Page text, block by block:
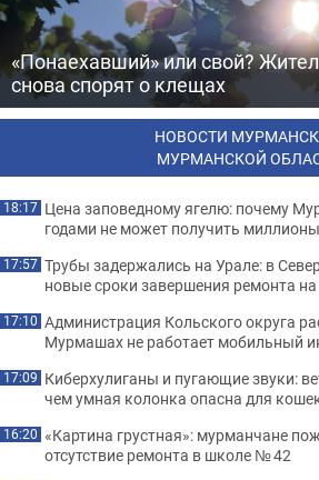
«Понаехавший» или свой?
снова спорят о клещах
НОВОСТИ
МУРМАНСКОЙ
18:17 Цена заповедному ягелю: почему
годами не может получить
17:57 Трубы задержались на Урале: в
новые сроки завершения ремонта
17:10 Администрация Кольского округа
Мурмашах не работает мобильный
17:09 Киберхулиганы и пугающие звуки:
чем умная колонка опасна для
16:20 «Картина грустная»: мурманчане
отсутствие ремонта в школе № 42